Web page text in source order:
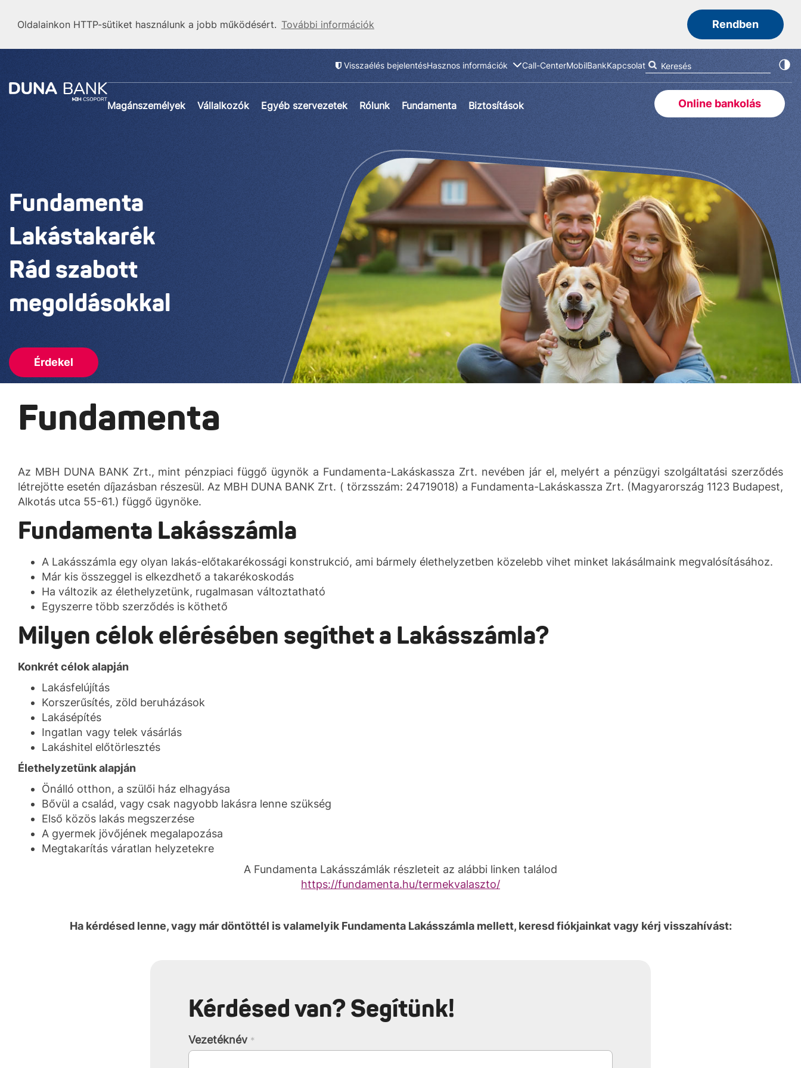
Oldalainkon HTTP-sütiket használunk a jobb működésért. További információk Rendben
Visszaélés bejelentésHasznos információk Call-CenterMobilBankKapcsolat
Magánszemélyek Vállalkozók Egyéb szervezetek Rólunk Fundamenta Biztosítások Online bankolás
Fundamenta
Lakástakarék
Rád szabott
megoldásokkal
Érdekel
Fundamenta
Az MBH DUNA BANK Zrt., mint pénzpiaci függő ügynök a Fundamenta-Lakáskassza Zrt. nevében jár el, melyért a pénzügyi szolgáltatási szerződés
létrejötte esetén díjazásban részesül. Az MBH DUNA BANK Zrt. ( törzsszám: 24719018) a Fundamenta-Lakáskassza Zrt. (Magyarország 1123 Budapest,
Alkotás utca 55-61.) függő ügynöke.
Fundamenta Lakásszámla
A Lakásszámla egy olyan lakás-előtakarékossági konstrukció, ami bármely élethelyzetben közelebb vihet minket lakásálmaink megvalósításához.
Már kis összeggel is elkezdhető a takarékoskodás
Ha változik az élethelyzetünk, rugalmasan változtatható
Egyszerre több szerződés is köthető
Milyen célok elérésében segíthet a Lakásszámla?
Konkrét célok alapján
Lakásfelújítás
Korszerűsítés, zöld beruházások
Lakásépítés
Ingatlan vagy telek vásárlás
Lakáshitel előtörlesztés
Élethelyzetünk alapján
Önálló otthon, a szülői ház elhagyása
Bővül a család, vagy csak nagyobb lakásra lenne szükség
Első közös lakás megszerzése
A gyermek jövőjének megalapozása
Megtakarítás váratlan helyzetekre
A Fundamenta Lakásszámlák részleteit az alábbi linken találod
https://fundamenta.hu/termekvalaszto/
Ha kérdésed lenne, vagy már döntöttél is valamelyik Fundamenta Lakásszámla mellett, keresd fiókjainkat vagy kérj visszahívást:
Kérdésed van? Segítünk!
Vezetéknév *